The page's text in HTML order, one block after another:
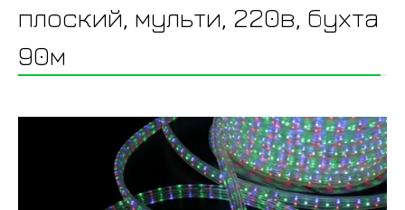
плоский, мульти, 220в, бухта
90м